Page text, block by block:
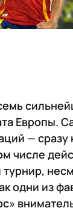
Европы.
— сразу
числе
одни из